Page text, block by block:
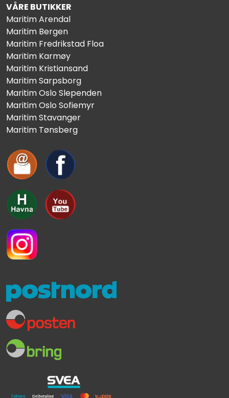
VÅRE BUTIKKER
Maritim Arendal
Maritim Bergen
Maritim Fredrikstad Floa
Maritim Karmøy
Maritim Kristiansand
Maritim Sarpsborg
Maritim Oslo Slependen
Maritim Oslo Sofiemyr
Maritim Stavanger
Maritim Tønsberg